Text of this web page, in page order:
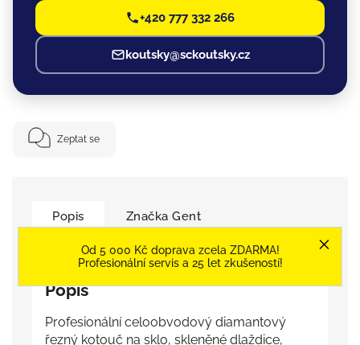
Od 5 000 Kč doprava zcela ZDARMA!
Profesionální servis a 25 let zkušeností!
+420 777 332 266
koutsky@sckoutsky.cz
Zeptat se
Popis Značka Gent
Detailní popis produktu
Popis
Profesionální celoobvodový diamantový
řezný kotouč na sklo, skleněné dlaždice,